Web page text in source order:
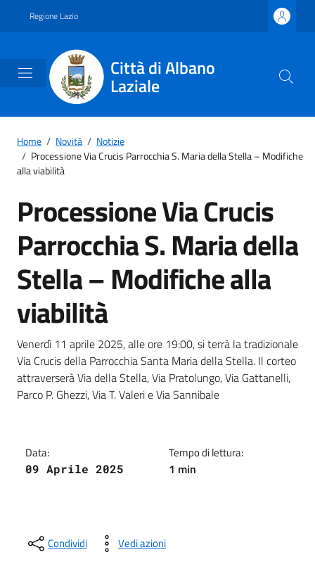
Regione Lazio
Città di Albano
Laziale
Home / Novità / Notizie
/ Processione Via Crucis Parrocchia S. Maria della Stella – Modifiche
alla viabilità
Processione Via Crucis
Parrocchia S. Maria della
Stella – Modifiche alla
viabilità
Dettagli della notizia
Venerdì 11 aprile 2025, alle ore 19:00, si terrà la tradizionale
Via Crucis della Parrocchia Santa Maria della Stella. Il corteo
attraverserà Via della Stella, Via Pratolungo, Via Gattanelli,
Parco P. Ghezzi, Via T. Valeri e Via Sannibale
Data:
09 Aprile 2025
Tempo di lettura:
1 min
Condividi Vedi azioni